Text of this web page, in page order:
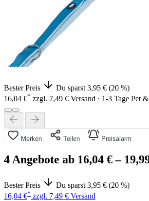
Bester Preis
Du sparst 3,95 € (20 %)
16,04 €* zzgl. 7,49 € Versand · 1-3 Tage Pet
Merken Teilen Preisalarm
4 Angebote ab 16,04 €–
Bester Preis
Du sparst 3,95 € (20 %)
16,04 €* zzgl. 7,49 € Versand